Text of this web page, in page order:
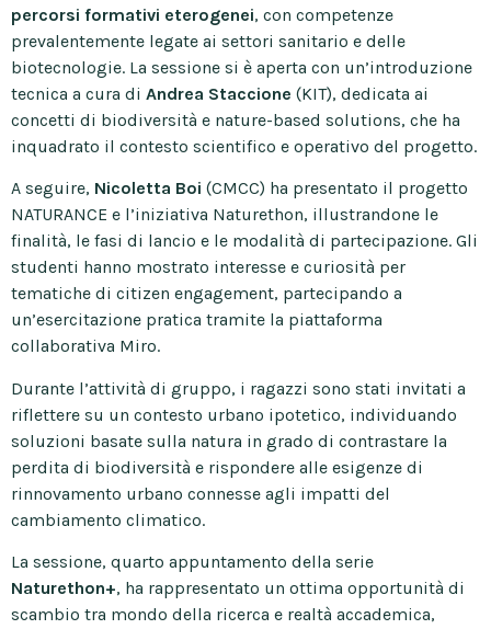
percorsi formativi eterogenei, con competenze
prevalentemente legate ai settori sanitario e delle
biotecnologie. La sessione si è aperta con un’introduzione
tecnica a cura di Andrea Staccione (KIT), dedicata ai
concetti di biodiversità e nature-based solutions, che ha
inquadrato il contesto scientifico e operativo del progetto.
A seguire, Nicoletta Boi (CMCC) ha presentato il progetto
NATURANCE e l’iniziativa Naturethon, illustrandone le
finalità, le fasi di lancio e le modalità di partecipazione. Gli
studenti hanno mostrato interesse e curiosità per
tematiche di citizen engagement, partecipando a
un’esercitazione pratica tramite la piattaforma
collaborativa Miro.
Durante l’attività di gruppo, i ragazzi sono stati invitati a
riflettere su un contesto urbano ipotetico, individuando
soluzioni basate sulla natura in grado di contrastare la
perdita di biodiversità e rispondere alle esigenze di
rinnovamento urbano connesse agli impatti del
cambiamento climatico.
La sessione, quarto appuntamento della serie
Naturethon+, ha rappresentato un ottima opportunità di
scambio tra mondo della ricerca e realtà accademica,